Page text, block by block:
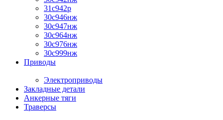
31с942р
30с946нж
30с947нж
30с964нж
30с976нж
30с999нж
Приводы
Электроприводы
Закладные детали
Анкерные тяги
Траверсы